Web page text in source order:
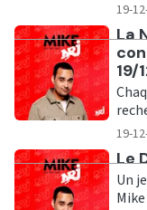
19-
La
19/
19-
Le
Un